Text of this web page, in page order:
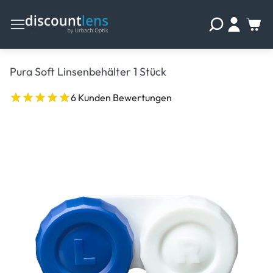
Pura Soft Linsenbehälter 1 Stück
6 Kunden Bewertungen